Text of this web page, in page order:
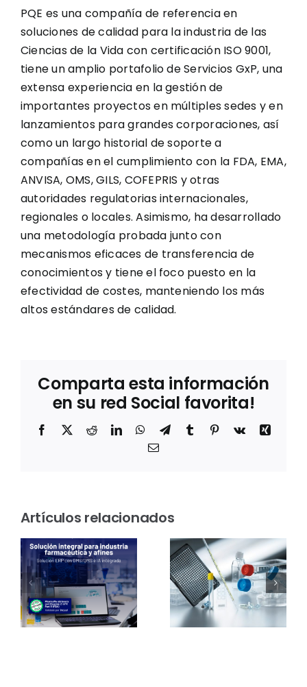
PQE es una compañía de referencia en
soluciones de calidad para la industria de las
Ciencias de la Vida con certificación ISO 9001,
tiene un amplio portafolio de Servicios GxP, una
extensa experiencia en la gestión de
importantes proyectos en múltiples sedes y en
lanzamientos para grandes corporaciones, así
como un largo historial de soporte a
compañías en el cumplimiento con la FDA, EMA,
ANVISA, OMS, GILS, COFEPRIS y otras
autoridades regulatorias internacionales,
regionales o locales. Asimismo, ha desarrollado
una metodología probada junto con
mecanismos eficaces de transferencia de
conocimientos y tiene el foco puesto en la
efectividad de costes, manteniendo los más
altos estándares de calidad.
Comparta esta información
en su red Social favorita!
Facebook
X RedditLinkedInWhatsApp
TelegramTumblr Pinterest
Vk
Xing
Correo
Artículos relacionados
en el
laboratorio:
Greiner
Bio-One
certifica
otros 101
productos
Scientific
presentará
el sistema
Thermo
Scientific™